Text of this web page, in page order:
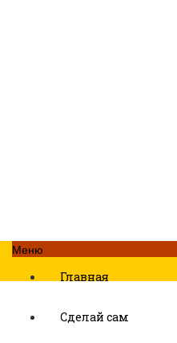
Меню
Главная
Сделай сам